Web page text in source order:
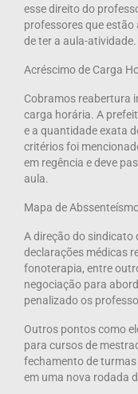
esse direito do
professores que
de ter a aula-atividade.
Acréscimo de Carga
Cobramos reabertura
carga horária. A
e a quantidade exata
critérios foi
em regência e deve
aula.
Mapa de
A direção do
declarações médicas
fonoterapia, entre
negociação para
penalizado os
Outros pontos como
para cursos de
fechamento de
em uma nova rodada